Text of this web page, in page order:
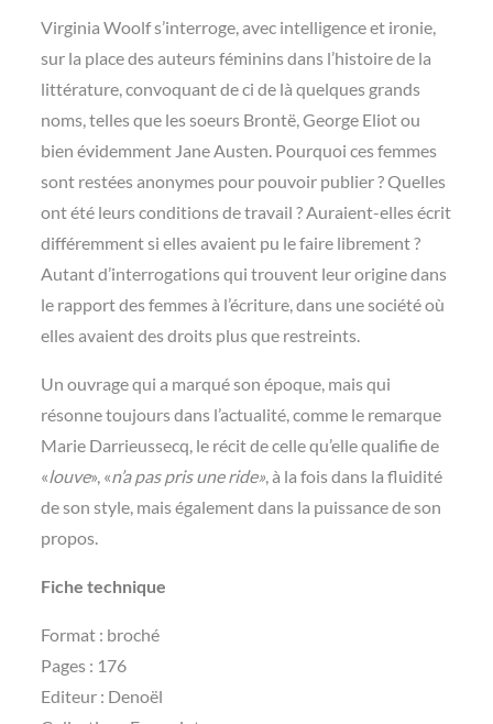
Virginia Woolf s’interroge, avec intelligence et ironie,
sur la place des auteurs féminins dans l’histoire de la
littérature, convoquant de ci de là quelques grands
noms, telles que les soeurs Brontë, George Eliot ou
bien évidemment Jane Austen. Pourquoi ces femmes
sont restées anonymes pour pouvoir publier ? Quelles
ont été leurs conditions de travail ? Auraient-elles écrit
différemment si elles avaient pu le faire librement ?
Autant d’interrogations qui trouvent leur origine dans
le rapport des femmes à l’écriture, dans une société où
elles avaient des droits plus que restreints.
Un ouvrage qui a marqué son époque, mais qui
résonne toujours dans l’actualité, comme le remarque
Marie Darrieussecq, le récit de celle qu’elle qualifie de
«louve», «n’a pas pris une ride», à la fois dans la fluidité
de son style, mais également dans la puissance de son
propos.
Fiche technique
Format : broché
Pages : 176
Editeur : Denoël